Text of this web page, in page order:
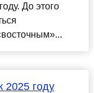
До этого
2025 году